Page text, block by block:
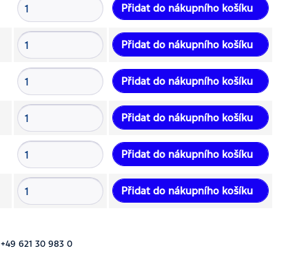
Přidat do nákupního košíku
Přidat do nákupního košíku
Přidat do nákupního košíku
Přidat do nákupního košíku
Přidat do nákupního košíku
Přidat do nákupního košíku
621 30 983 0